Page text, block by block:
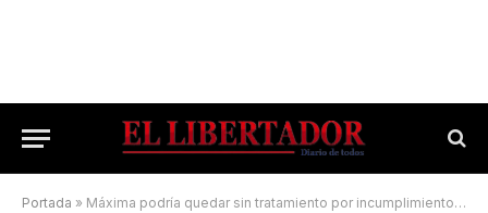
Portada » Máxima podría quedar sin tratamiento por incumplimiento de una obra social